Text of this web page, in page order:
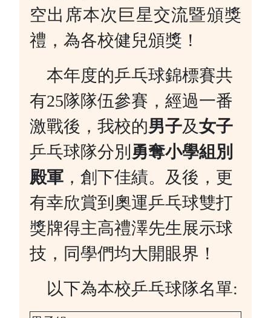
空出席本次巨星交流暨頒獎
禮，為各校健兒頒獎！
本年度的乒乓球錦標賽共
有25隊隊伍參賽，經過一番
激戰後，我校的男子及女子
乒乓球隊分別 勇奪小學組別
殿軍 ，創下佳績。及後，更
有幸欣賞到奧運乒乓球雙打
獎牌得主高禮澤先生展示球
技，同學們均大開眼界！
以下為本校乒乓球隊名單: